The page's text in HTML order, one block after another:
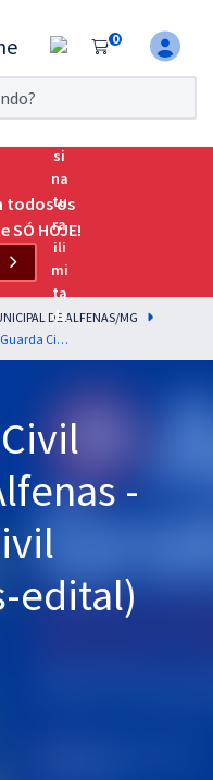
0
da
todos os
SÓ HOJE!
DE ALFENAS/MG
GCM - Guarda Civil Municipal de Alfenas - MG - Guarda Civil Municipal (Pós-edital)
-
edital)